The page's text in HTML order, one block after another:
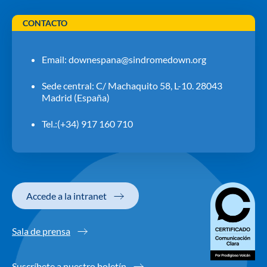
CONTACTO
Email: downespana@sindromedown.org
Sede central: C/ Machaquito 58, L-10. 28043
Madrid (España)
Tel.:(+34) 917 160 710
Accede a la intranet
Sala de prensa